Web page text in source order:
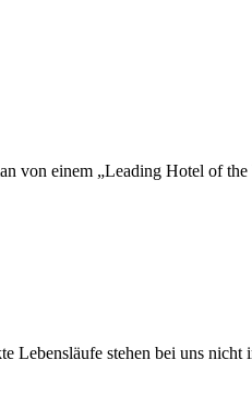
von einem „Leading Hotel of
Lebensläufe stehen bei uns